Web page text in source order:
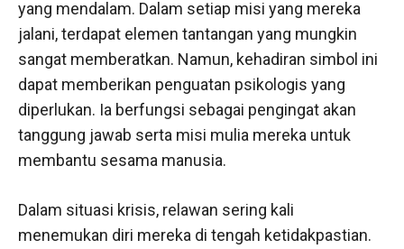
yang mendalam. Dalam setiap misi yang mereka
jalani, terdapat elemen tantangan yang mungkin
sangat memberatkan. Namun, kehadiran simbol ini
dapat memberikan penguatan psikologis yang
diperlukan. Ia berfungsi sebagai pengingat akan
tanggung jawab serta misi mulia mereka untuk
membantu sesama manusia.
Dalam situasi krisis, relawan sering kali
menemukan diri mereka di tengah ketidakpastian.